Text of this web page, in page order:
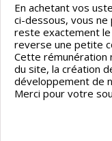
En achetant vos
ci-dessous, vous ne
reste exactement le
reverse une petite
Cette rémunération
du site, la création
développement de
Merci pour votre